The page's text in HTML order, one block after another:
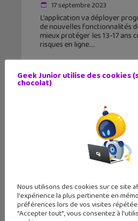
17 septembre 2023
L’application va déployer
de nouvelles fonctionnalités
mieux protéger les 13-17 ans
risques en ligne.
Messenger, Instagram et
Geek Junior utilise des cookies
chocolat)
Nous utilisons des cookies sur ce site
l'expérience la plus pertinente en
préférences lors de vos visites
"Accepter tout", vous consentez à